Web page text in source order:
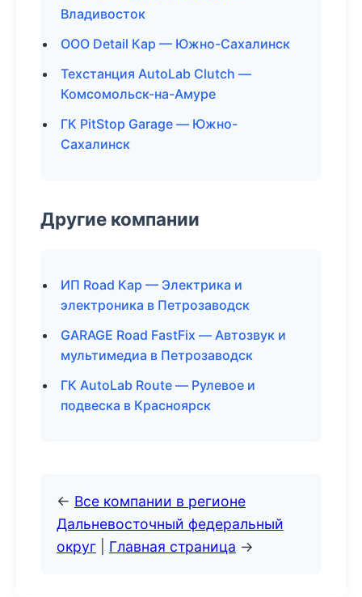
Владивосток
ООО Detail Кар — Южно-Сахалинск
Техстанция AutoLab Clutch —
Комсомольск-на-Амуре
ГК PitStop Garage — Южно-
Сахалинск
Другие компании
ИП Road Кар — Электрика и
электроника в Петрозаводск
GARAGE Road FastFix — Автозвук и
мультимедиа в Петрозаводск
ГК AutoLab Route — Рулевое и
подвеска в Красноярск
← Все компании в регионе
Дальневосточный федеральный
округ
Главная страница →